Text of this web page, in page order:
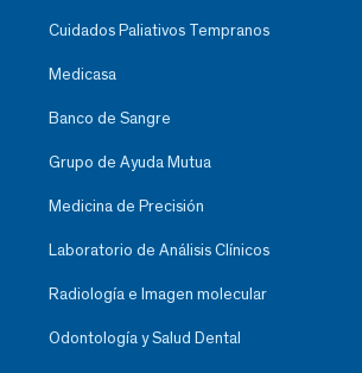
Cuidados Paliativos Tempranos
Medicasa
Banco de Sangre
Grupo de Ayuda Mutua
Medicina de Precisión
Laboratorio de Análisis Clínicos
Radiología e Imagen molecular
Odontología y Salud Dental